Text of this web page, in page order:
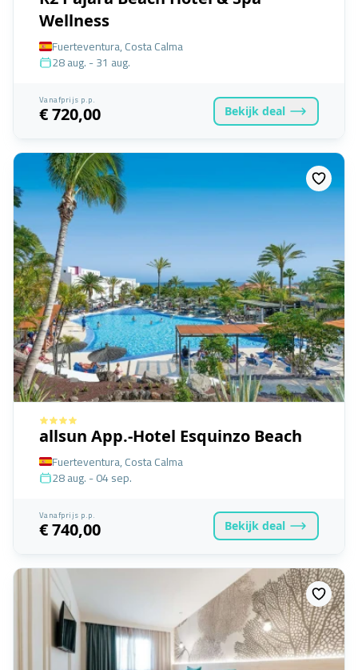
Wellness
Fuerteventura, Costa Calma
28 aug. - 31 aug.
Vanafprijs p.p.
€ 720,00 Bekijk deal
allsun App.-Hotel Esquinzo Beach
Fuerteventura, Costa Calma
28 aug. - 04 sep.
Vanafprijs p.p.
€ 740,00 Bekijk deal